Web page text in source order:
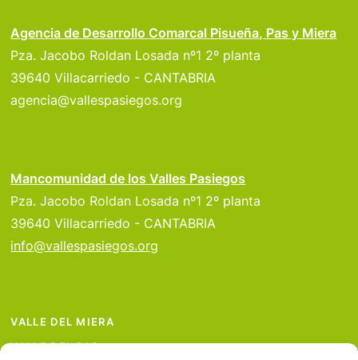
Agencia de Desarrollo Comarcal Pisueña, Pas y Miera
Pza. Jacobo Roldan Losada nº1 2º planta
39640 Villacarriedo - CANTABRIA
agencia@vallespasiegos.org
Mancomunidad de los Valles Pasiegos
Pza. Jacobo Roldan Losada nº1 2º planta
39640 Villacarriedo - CANTABRIA
info@vallespasiegos.org
VALLE DEL MIERA
VALLE DEL PAS